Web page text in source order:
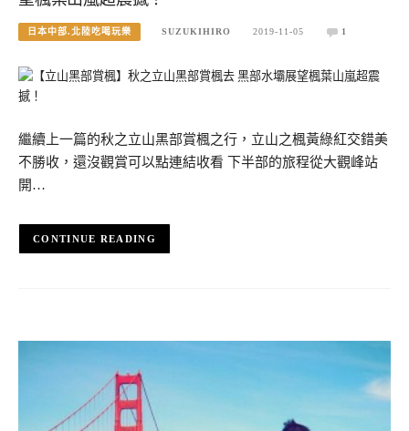
日本中部.北陸吃喝玩樂 SUZUKIHIRO 2019-11-05 1
繼續上一篇的秋之立山黑部賞楓之行，立山之楓黃綠紅交錯美
不勝收，還沒觀賞可以點連結收看 下半部的旅程從大觀峰站
開…
CONTINUE READING